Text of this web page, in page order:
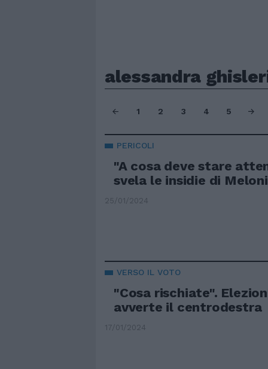
alessandra
1 2 3 4 5
PERICOLI
"A cosa deve stare
svela le insidie di Meloni
25/01/2024
VERSO IL VOTO
"Cosa rischiate".
avverte il centrodestra
17/01/2024